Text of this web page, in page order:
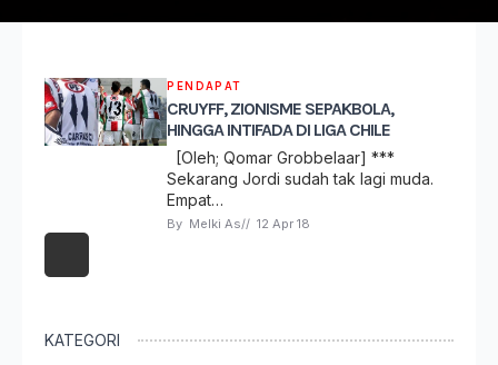
PENDAPAT
CRUYFF, ZIONISME SEPAKBOLA,
HINGGA INTIFADA DI LIGA CHILE
[Oleh; Qomar Grobbelaar] ***
Sekarang Jordi sudah tak lagi muda.
Empat…
By Melki As// 12 Apr 18
KATEGORI